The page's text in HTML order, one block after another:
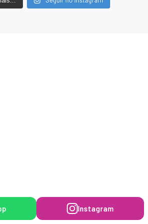
Instagram